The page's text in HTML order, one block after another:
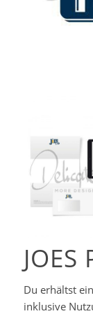
JOES
Du erhältst
inklusive